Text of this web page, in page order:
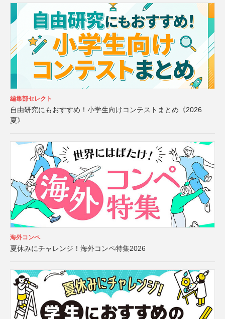
編集部セレクト
自由研究にもおすすめ！小学生向けコンテストまとめ《2026
夏》
海外コンペ
夏休みにチャレンジ！海外コンペ特集2026